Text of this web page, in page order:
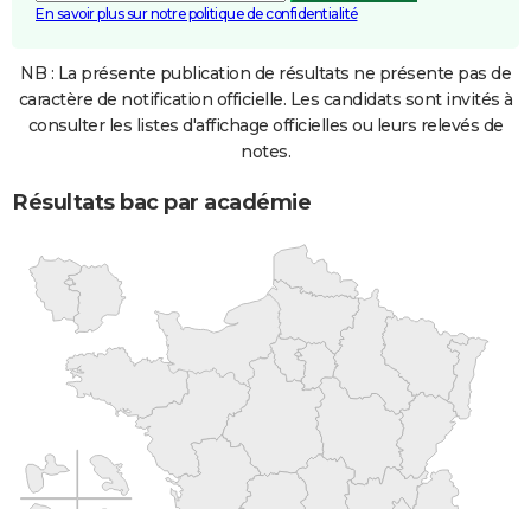
En savoir plus sur notre politique de confidentialité
NB : La présente publication de résultats ne présente pas de
caractère de notification officielle. Les candidats sont invités à
consulter les listes d'affichage officielles ou leurs relevés de
notes.
Résultats bac par académie